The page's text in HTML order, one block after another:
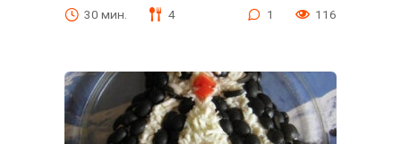
30 мин. 4 1 116